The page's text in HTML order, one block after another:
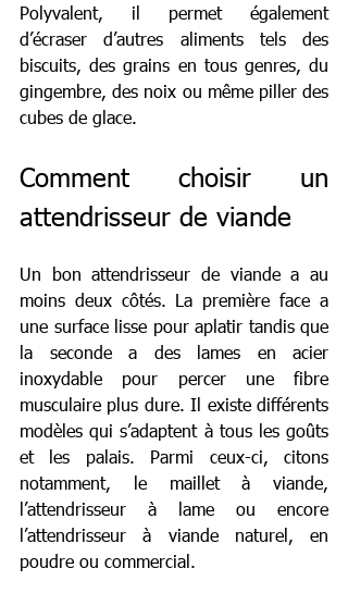
Polyvalent, il permet également
d’écraser d’autres aliments tels des
biscuits, des grains en tous genres, du
gingembre, des noix ou même piller des
cubes de glace.
Comment choisir un
attendrisseur de viande
Un bon attendrisseur de viande a au
moins deux côtés. La première face a
une surface lisse pour aplatir tandis que
la seconde a des lames en acier
inoxydable pour percer une fibre
musculaire plus dure. Il existe différents
modèles qui s’adaptent à tous les goûts
et les palais. Parmi ceux-ci, citons
notamment, le maillet à viande,
l’attendrisseur à lame ou encore
l’attendrisseur à viande naturel, en
poudre ou commercial.